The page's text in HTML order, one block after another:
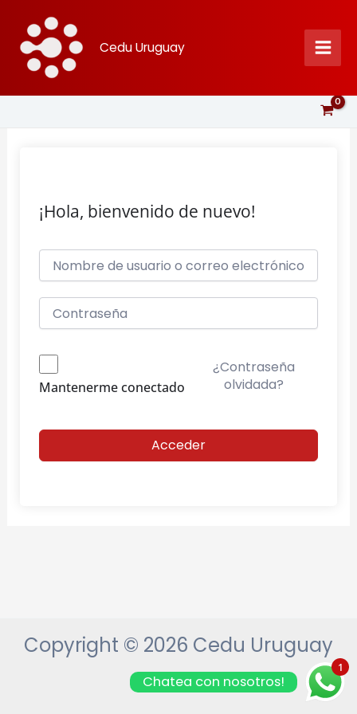
contenido
Cedu Uruguay
¡Hola, bienvenido de nuevo!
Mantenerme conectado
¿Contraseña
olvidada?
Acceder
Copyright © 2026 Cedu Uruguay
1
Chatea con nosotros!